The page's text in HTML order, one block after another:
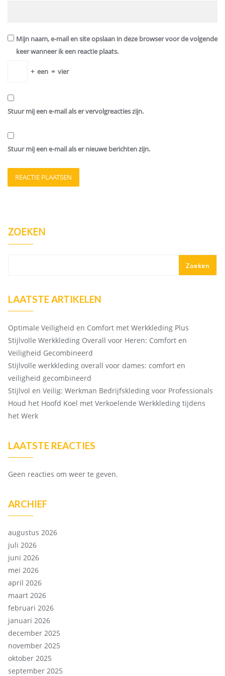
Mijn naam, e-mail en site opslaan in deze browser voor de volgende
keer wanneer ik een reactie plaats.
+ een = vier
Stuur mij een e-mail als er vervolgreacties zijn.
Stuur mij een e-mail als er nieuwe berichten zijn.
ZOEKEN
Zoeken
LAATSTE ARTIKELEN
Optimale Veiligheid en Comfort met Werkkleding Plus
Stijlvolle Werkkleding Overall voor Heren: Comfort en
Veiligheid Gecombineerd
Stijlvolle werkkleding overall voor dames: comfort en
veiligheid gecombineerd
Stijlvol en Veilig: Werkman Bedrijfskleding voor Professionals
Houd het Hoofd Koel met Verkoelende Werkkleding tijdens
het Werk
LAATSTE REACTIES
Geen reacties om weer te geven.
ARCHIEF
augustus 2026
juli 2026
juni 2026
mei 2026
april 2026
maart 2026
februari 2026
januari 2026
december 2025
november 2025
oktober 2025
september 2025